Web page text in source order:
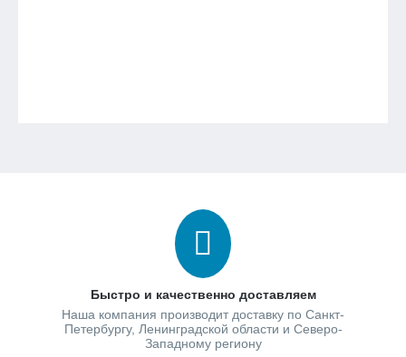
Быстро и качественно доставляем
Наша компания производит доставку по Санкт-
Петербургу, Ленинградской области и Северо-
Западному региону